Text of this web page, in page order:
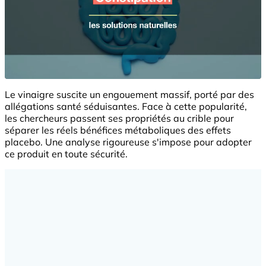
Le vinaigre suscite un engouement massif, porté par des
allégations santé séduisantes. Face à cette popularité,
les chercheurs passent ses propriétés au crible pour
séparer les réels bénéfices métaboliques des effets
placebo. Une analyse rigoureuse s'impose pour adopter
ce produit en toute sécurité.